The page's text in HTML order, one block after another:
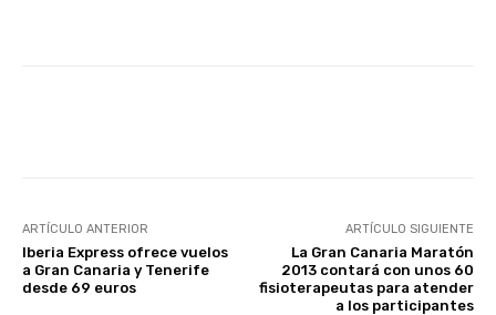
ARTÍCULO ANTERIOR
Iberia Express ofrece vuelos
a Gran Canaria y Tenerife
desde 69 euros
ARTÍCULO SIGUIENTE
La Gran Canaria Maratón
2013 contará con unos 60
fisioterapeutas para atender
a los participantes